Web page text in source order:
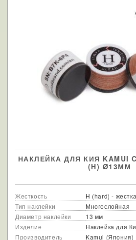
НАКЛЕЙКА ДЛЯ КИЯ KAMUI
(H) Ø13ММ
Жесткость
H (hard) -
Тип наклейки
Многослойная
Диаметр наклейки
13 мм
Изделие
Наклейка для
Производитель
Kamui (Япония)